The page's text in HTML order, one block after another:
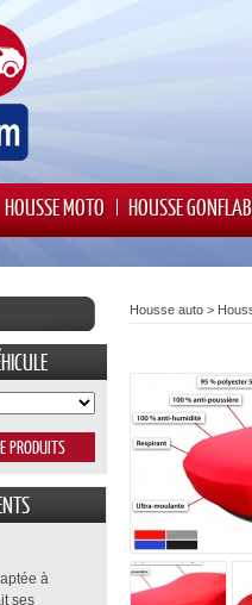
HOUSSE MOTO HOUSSE
Housse auto >
à
ses